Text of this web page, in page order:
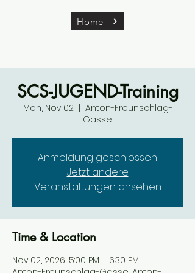
Home
SCS-JUGEND-Training
Mon, Nov 02
  |
Anton-Freunschlag-
Gasse
Anmeldung geschlossen
Jetzt andere
Veranstaltungen ansehen
Time & Location
Nov 02, 2026, 5:00 PM – 6:30 PM